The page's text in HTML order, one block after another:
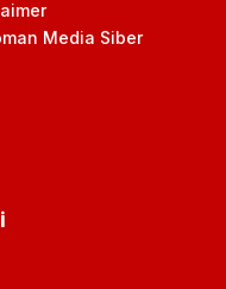
Media Siber